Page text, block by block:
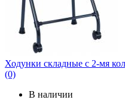
Ходунки складные с 2-мя
(0)
В наличии